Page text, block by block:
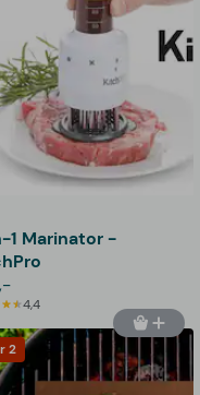
1 Marinator -
4,4
2